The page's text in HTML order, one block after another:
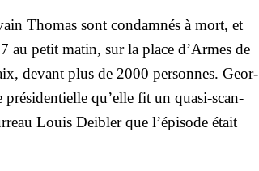
Tho­mas sont condam­nés à mort, et
petit matin, sur la place d’Armes de
devant plus de 2000 per­sonnes. Geor­
pré­si­den­tielle qu’elle fit un qua­si-scan­
Louis Dei­bler que l’é­pi­sode était